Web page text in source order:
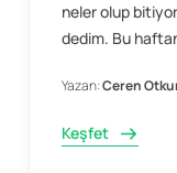
neler olup
dedim. Bu
Yazan:Ceren
Keşfet